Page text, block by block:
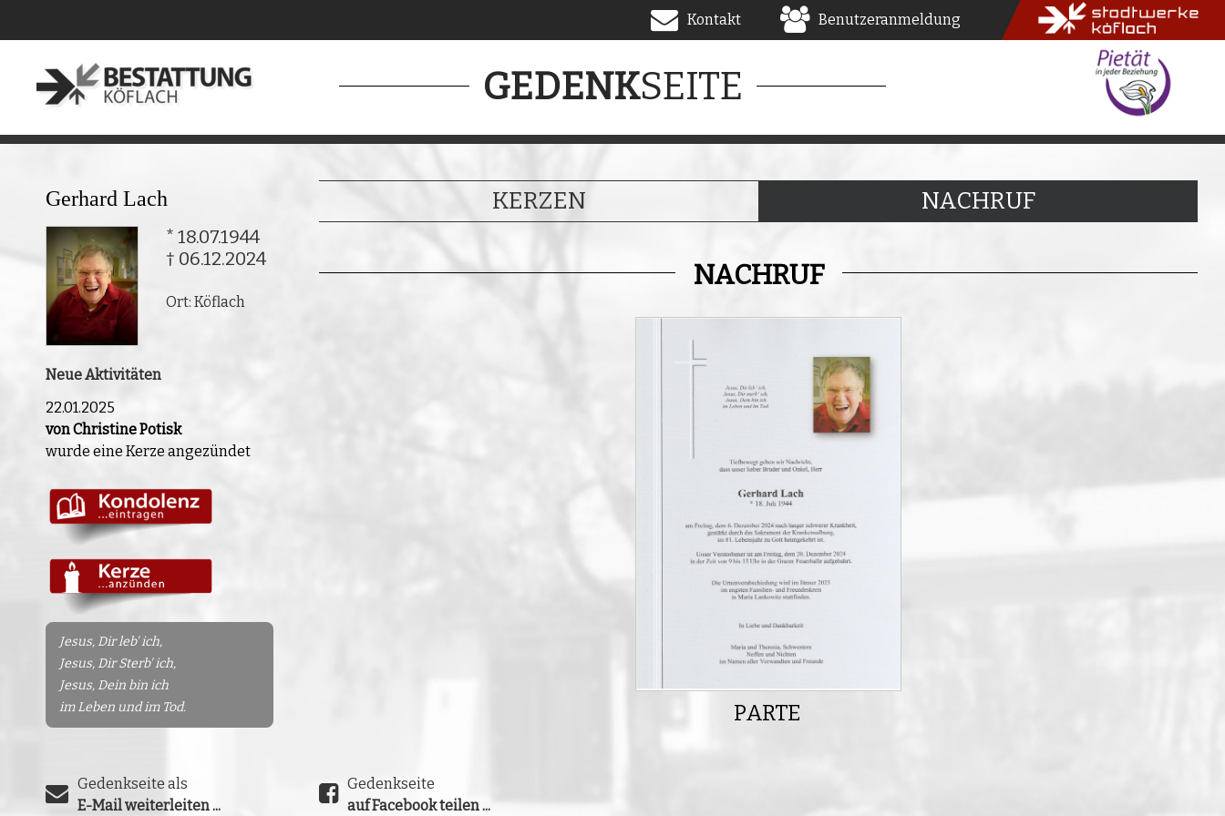
Kontakt Benutzeranmeldung
GEDENKSEITE
Gerhard Lach
* 18.07.1944
† 06.12.2024
Ort: Köflach
Neue Aktivitäten
22.01.2025
von Christine Potisk
wurde eine Kerze angezündet
Jesus, Dir leb' ich,
Jesus, Dir Sterb' ich,
Jesus, Dein bin ich
im Leben und im Tod.
KERZEN NACHRUF
NACHRUF
PARTE
Gedenkseite als
E-Mail weiterleiten ...
Gedenkseite
auf Facebook teilen ...